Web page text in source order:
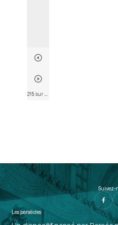
Suivez-
Les perséides